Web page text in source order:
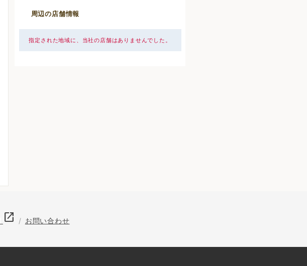
周辺の店舗情報
指定された地域に、当社の店舗はありませんでした。
open_in_new お問い合わせ